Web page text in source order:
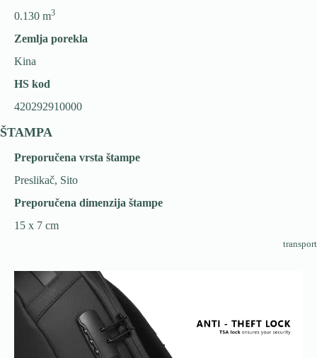
0.130 m3
Zemlja porekla
Kina
HS kod
420292910000
ŠTAMPA
Preporučena vrsta štampe
Preslikač, Sito
Preporučena dimenzija štampe
15 x 7 cm
transport